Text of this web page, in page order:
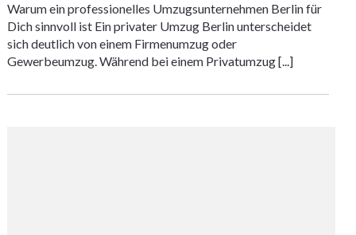
Warum ein professionelles Umzugsunternehmen Berlin für
Dich sinnvoll ist Ein privater Umzug Berlin unterscheidet
sich deutlich von einem Firmenumzug oder
Gewerbeumzug. Während bei einem Privatumzug [...]